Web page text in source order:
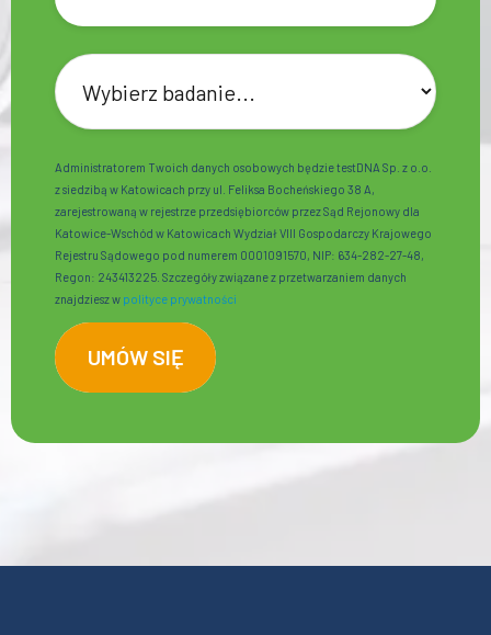
Administratorem Twoich danych osobowych będzie testDNA Sp. z o.o.
z siedzibą w Katowicach przy ul. Feliksa Bocheńskiego 38 A,
zarejestrowaną w rejestrze przedsiębiorców przez Sąd Rejonowy dla
Katowice-Wschód w Katowicach Wydział VIII Gospodarczy Krajowego
Rejestru Sądowego pod numerem 0001091570, NIP: 634-282-27-48,
Regon: 243413225. Szczegóły związane z przetwarzaniem danych
znajdziesz w polityce prywatności